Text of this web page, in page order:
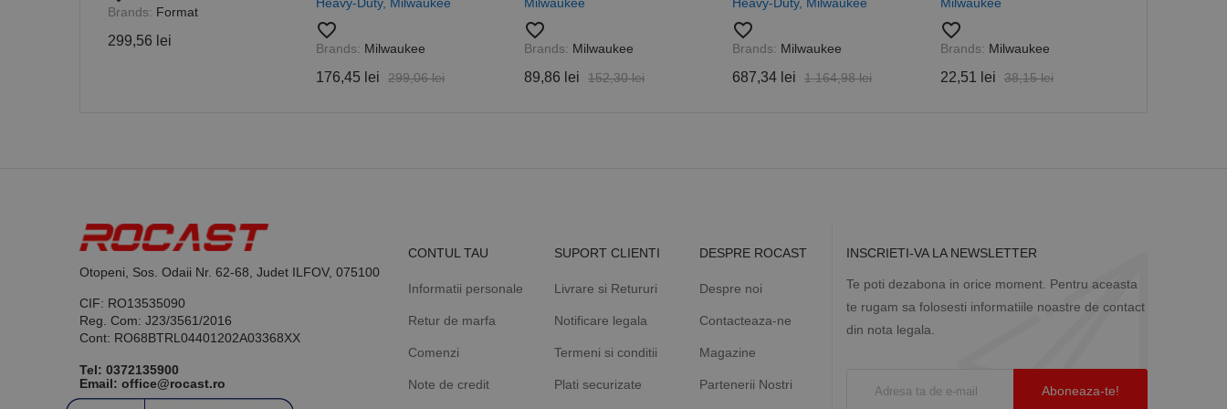
Brands: Format
299,56 lei favorite_border
Brands: Milwaukee
176,45 lei 299,06 lei
favorite_border
Brands: Milwaukee
89,86 lei 152,30 lei
favorite_border
Brands: Milwaukee
687,34 lei 1.164,98 lei
favorite_border
Brands: Milwaukee
22,51 lei 38,15 lei
Otopeni, Sos. Odaii Nr. 62-68, Judet ILFOV, 075100
CIF: RO13535090
Reg. Com: J23/3561/2016
Cont: RO68BTRL04401202A03368XX
Tel: 0372135900
Email: office@rocast.ro
CONTUL TAU
Informatii personale
Retur de marfa
Comenzi
Note de credit
SUPORT CLIENTI
Livrare si Retururi
Notificare legala
Termeni si conditii
Plati securizate
DESPRE ROCAST
Despre noi
Contacteaza-ne
Magazine
Partenerii Nostri
INSCRIETI-VA LA NEWSLETTER
Te poti dezabona in orice moment. Pentru aceasta
te rugam sa folosesti informatiile noastre de contact
din nota legala.
sesiuni și campanii pentru rapoartele de analiză a site-urilor.
_ga_DLLLWQBGGX
Acest cookie este folosit de Google Analytics pentru a persista starea sesiunii.